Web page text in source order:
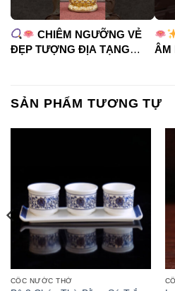
CHIÊM NGƯỠNG VẺ
ĐẸP TƯỢNG ĐỊA TẠNG
#tuongphat
#diatangvuongbotat
ÂM
SẢN PHẨM TƯƠNG TỰ
CỐC NƯỚC THỜ